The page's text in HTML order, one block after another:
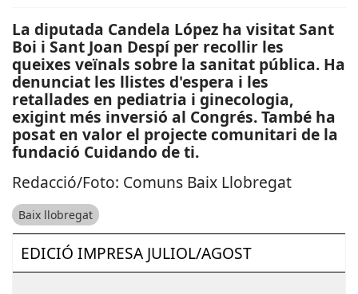
La diputada Candela López ha visitat Sant
Boi i Sant Joan Despí per recollir les
queixes veïnals sobre la sanitat pública. Ha
denunciat les llistes d'espera i les
retallades en pediatria i ginecologia,
exigint més inversió al Congrés. També ha
posat en valor el projecte comunitari de la
fundació Cuidando de ti.
Redacció/Foto: Comuns Baix Llobregat
Baix llobregat
EDICIÓ IMPRESA JULIOL/AGOST